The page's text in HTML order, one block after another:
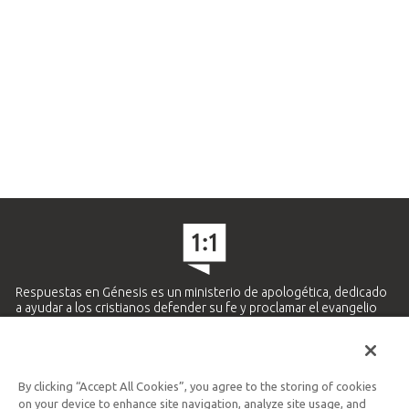
Respuestas en Génesis es un ministerio de apologética, dedicado
a ayudar a los cristianos defender su fe y proclamar el evangelio
Ministerio Hispano y Latinoamericano
By clicking “Accept All Cookies”, you agree to the storing of cookies
on your device to enhance site navigation, analyze site usage, and